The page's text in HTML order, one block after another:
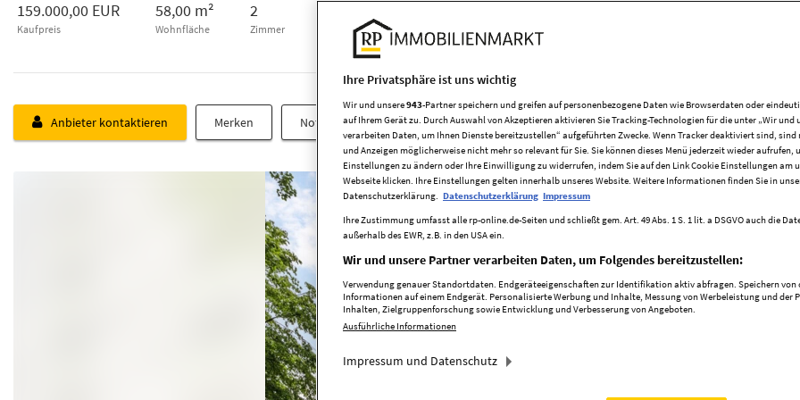
159.000,00 EUR
Kaufpreis
58,00 m²
Wohnfläche
2
Zimmer
Anbieter kontaktieren Merken Notiz schreiben Exposé öffnen
Ihre Privatsphäre ist uns wichtig
Wir und unsere943-Partner speichern und greifen auf personenbezogene Daten wie Browserdaten oder
auf Ihrem Gerät zu. Durch Auswahl von Akzeptieren aktivieren Sie Tracking-Technologien für die unter „Wir und
verarbeiten Daten, um Ihnen Dienste bereitzustellen“ aufgeführten Zwecke. Wenn Tracker deaktiviert sind,
und Anzeigen möglicherweise nicht mehr so relevant für Sie. Sie können dieses Menü jederzeit wieder aufrufen,
Einstellungen zu ändern oder Ihre Einwilligung zu widerrufen, indem Sie auf den Link Cookie Einstellungen am
Webseite klicken. Ihre Einstellungen gelten innerhalb unseres Website. Weitere Informationen finden Sie in
Datenschutzerklärung. Datenschutzerklärung Impressum
Ihre Zustimmung umfasst alle rp-online.de-Seiten und schließt gem. Art. 49 Abs. 1 S. 1 lit. a DSGVO auch die
außerhalb des EWR, z.B. in den USA ein.
Wir und unsere Partner verarbeiten Daten, um Folgendes bereitzustellen:
Verwendung genauer Standortdaten. Endgeräteeigenschaften zur Identifikation aktiv abfragen. Speichern von
Informationen auf einem Endgerät. Personalisierte Werbung und Inhalte, Messung von Werbeleistung und der
Inhalten, Zielgruppenforschung sowie Entwicklung und Verbesserung von Angeboten.
Ausführliche Informationen
Impressum und Datenschutz